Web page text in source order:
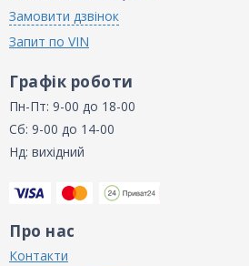
Замовити дзвінок
Запит по VIN
Графік роботи
Пн-Пт: 9-00 до 18-00
Сб: 9-00 до 14-00
Нд: вихідний
Про нас
Контакти